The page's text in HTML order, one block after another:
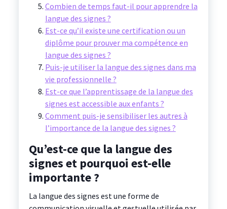
Combien de temps faut-il pour apprendre la
langue des signes ?
Est-ce qu’il existe une certification ou un
diplôme pour prouver ma compétence en
langue des signes ?
Puis-je utiliser la langue des signes dans ma
vie professionnelle ?
Est-ce que l’apprentissage de la langue des
signes est accessible aux enfants ?
Comment puis-je sensibiliser les autres à
l’importance de la langue des signes ?
Qu’est-ce que la langue des
signes et pourquoi est-elle
importante ?
La langue des signes est une forme de